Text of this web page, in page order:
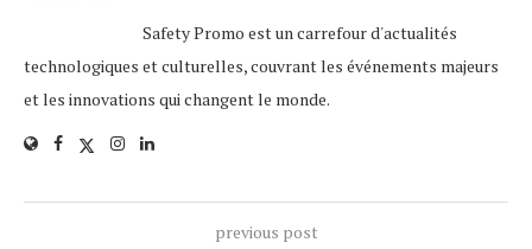
Safety Promo est un carrefour d'actualités
technologiques et culturelles, couvrant les événements majeurs
et les innovations qui changent le monde.
previous post